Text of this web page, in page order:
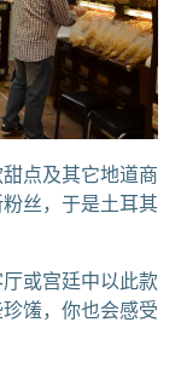
点及其它地道商
丝，于是土耳其
或宫廷中以此款
馐，你也会感受